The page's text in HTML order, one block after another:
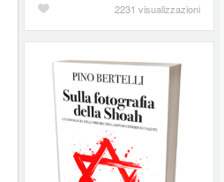
2231 visualizzazioni